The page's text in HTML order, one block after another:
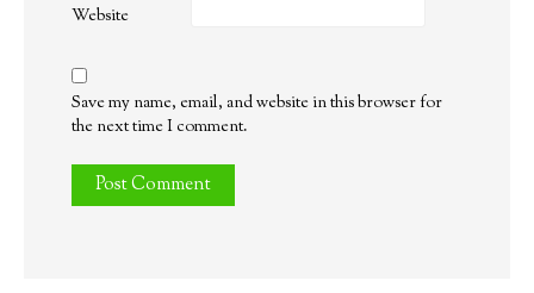
Website
Save my name, email, and website in this browser for
the next time I comment.